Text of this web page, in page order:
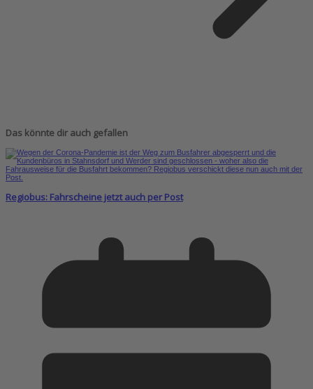
Das könnte dir auch gefallen
Regiobus: Fahrscheine jetzt auch per Post